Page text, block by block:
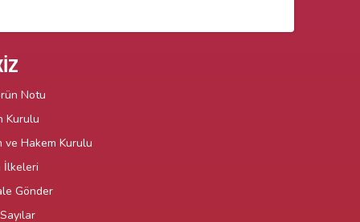
Notu
Kurulu
ve Hakem Kurulu
İlkeleri
Gönder